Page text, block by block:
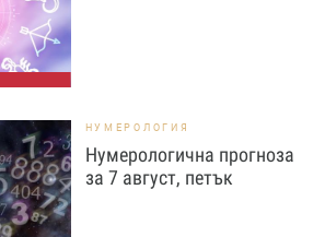
НУМЕРОЛОГИЯ
Нумерологична прогноза
за 7 август, петък